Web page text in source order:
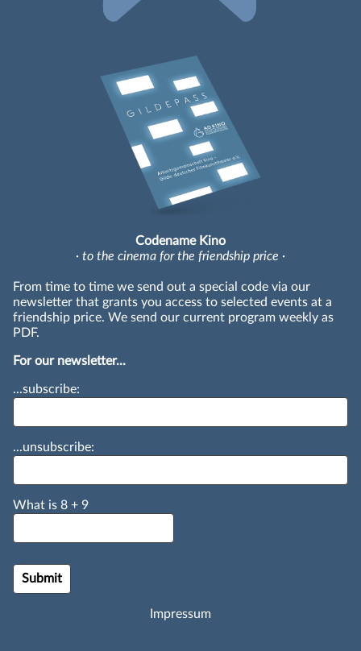
Codename Kino
· to the cinema for the friendship price ·
From time to time we send out a special code via our
newsletter that grants you access to selected events at a
friendship price. We send our current program weekly as
PDF.
For our newsletter...
...subscribe:
...unsubscribe:
What is 8 + 9
Impressum